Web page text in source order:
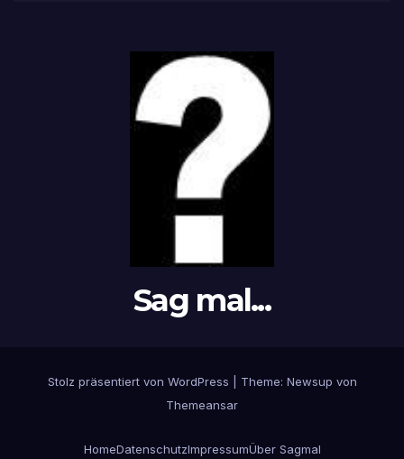
Sag mal...
Stolz präsentiert von WordPress
Theme: Newsup von
Themeansar
HomeDatenschutzImpressumÜber Sagmal